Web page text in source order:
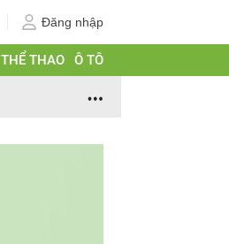
Đăng nhập
THỂ THAO Ô TÔ